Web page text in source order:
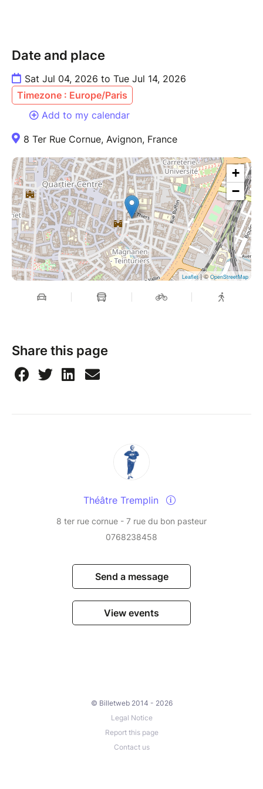
Date and place
Sat Jul 04, 2026 to Tue Jul 14, 2026
Timezone : Europe/Paris
Add to my calendar
8 Ter Rue Cornue, Avignon, France
+
−
Leaflet| ©OpenStreetMap
Share this page
Théâtre Tremplin
8 ter rue cornue - 7 rue du bon pasteur
0768238458
Send a message
View events
© Billetweb 2014 - 2026
Legal Notice
Report this page
Contact us